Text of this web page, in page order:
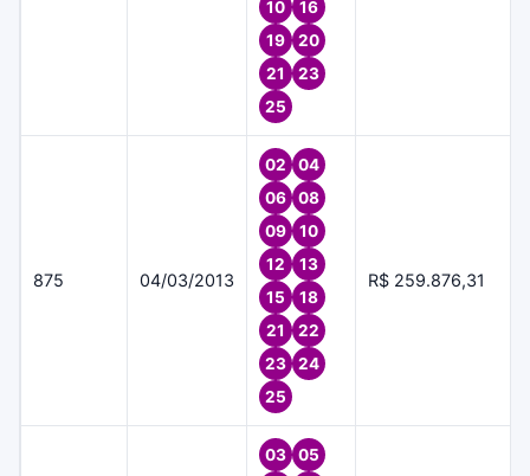
10
16
19
20
21
23
25
875 04/03/2013
02
04
06
08
09
10
12
13
15
18
21
22
23
24
25
R$ 259.876,31
03
05